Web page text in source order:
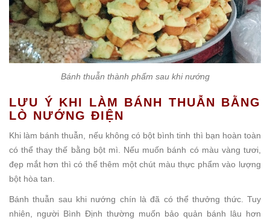
Bánh thuẫn thành phẩm sau khi nướng
LƯU Ý KHI LÀM BÁNH THUẪN BẰNG
LÒ NƯỚNG ĐIỆN
Khi làm bánh thuẫn, nếu không có bột bình tinh thì bạn hoàn toàn
có thể thay thế bằng bột mì. Nếu muốn bánh có màu vàng tươi,
đẹp mắt hơn thì có thể thêm một chút màu thực phẩm vào lượng
bột hòa tan.
Bánh thuẫn sau khi nướng chín là đã có thể thưởng thức. Tuy
nhiên, người Bình Định thường muốn bảo quản bánh lâu hơn